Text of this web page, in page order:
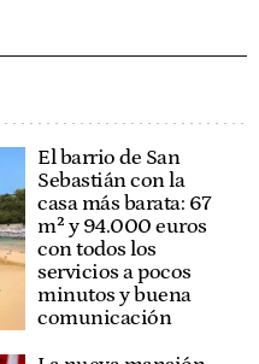
El barrio de San
Sebastián con la
casa más barata: 67
m² y 94.000 euros
con todos los
servicios a pocos
minutos y buena
comunicación